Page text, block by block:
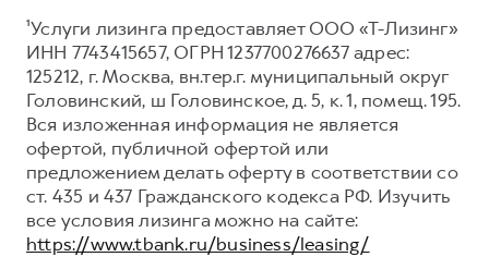
¹Услуги лизинга предоставляет ООО «Т-Лизинг»
ИНН 7743415657, ОГРН 1237700276637 адрес:
125212, г. Москва, вн.тер.г. муниципальный округ
Головинский, ш Головинское, д. 5, к. 1, помещ. 195.
Вся изложенная информация не является
офертой, публичной офертой или
предложением делать оферту в соответствии со
ст. 435 и 437 Гражданского кодекса РФ. Изучить
все условия лизинга можно на сайте:
https://www.tbank.ru/business/leasing/